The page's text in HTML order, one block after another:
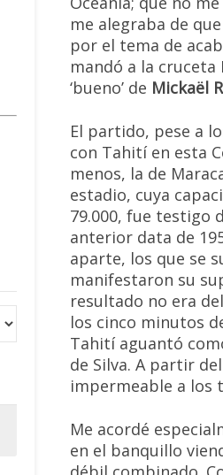
me alegraba de
por el tema de
mandó a la
‘bueno’ de Mickaël
El partido, pese a
con Tahití en esta
menos, la de
estadio, cuya
79.000, fue testigo
anterior data de
aparte, los que se
manifestaron su
resultado no era
los cinco minutos
Tahití aguantó
de Silva. A partir
impermeable a los
Me acordé
en el banquillo